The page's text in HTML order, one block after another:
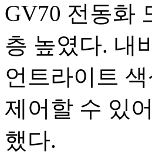
GV70 전동화
층 높였다. 내
언트라이트
제어할 수 있
했다.